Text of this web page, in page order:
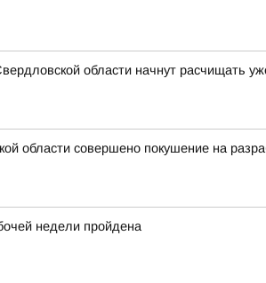
области начнут расчищать
области совершено покушение на
недели пройдена